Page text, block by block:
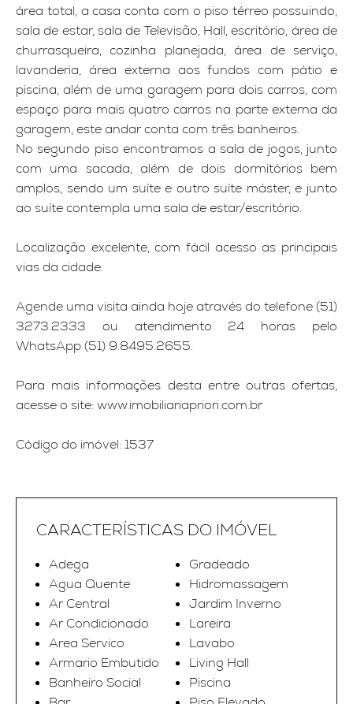
área total, a casa conta com o piso térreo possuindo,
sala de estar, sala de Televisão, Hall, escritório, área de
churrasqueira, cozinha planejada, área de serviço,
lavanderia, área externa aos fundos com pátio e
piscina, além de uma garagem para dois carros, com
espaço para mais quatro carros na parte externa da
garagem, este andar conta com três banheiros.
No segundo piso encontramos a sala de jogos, junto
com uma sacada, além de dois dormitórios bem
amplos, sendo um suíte e outro suíte máster, e junto
ao suíte contempla uma sala de estar/escritório.
Localização excelente, com fácil acesso as principais
vias da cidade.
Agende uma visita ainda hoje através do telefone (51)
3273.2333 ou atendimento 24 horas pelo
WhatsApp (51) 9.8495.2655.
Para mais informações desta entre outras ofertas,
acesse o site: www.imobiliariapriori.com.br
Código do imóvel: 1537
CARACTERÍSTICAS DO IMÓVEL
Adega
Agua Quente
Ar Central
Ar Condicionado
Area Servico
Armario Embutido
Banheiro Social
Gradeado
Hidromassagem
Jardim Inverno
Lareira
Lavabo
Living Hall
Piscina